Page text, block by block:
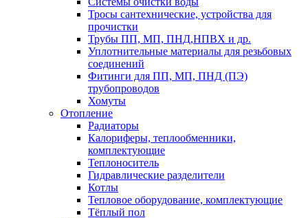
Тросы сантехнические, устройства для
прочистки
Трубы ПП, МП, ПНД,НПВХ и др.
Уплотнительные материалы для резьбовых
соединений
Фитинги для ПП, МП, ПНД (ПЭ)
трубопроводов
Хомуты
Отопление
Радиаторы
Калориферы, теплообменники,
комплектующие
Теплоноситель
Гидравлические разделители
Котлы
Тепловое оборудование, комплектующие
Тёплый пол